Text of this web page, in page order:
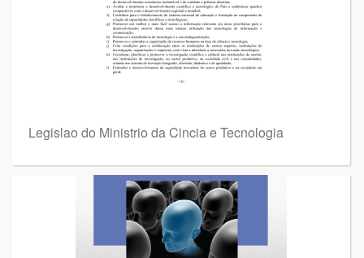
Legislao do Ministrio da Cincia e Tecnologia